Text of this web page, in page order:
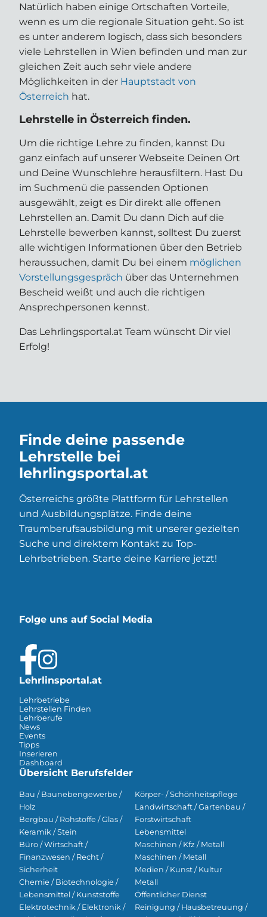
Natürlich haben einige Ortschaften Vorteile,
wenn es um die regionale Situation geht. So ist
es unter anderem logisch, dass sich besonders
viele Lehrstellen in Wien befinden und man zur
gleichen Zeit auch sehr viele andere
Möglichkeiten in der Hauptstadt von
Österreich hat.
Lehrstelle in Österreich finden.
Um die richtige Lehre zu finden, kannst Du
ganz einfach auf unserer Webseite Deinen Ort
und Deine Wunschlehre herausfiltern. Hast Du
im Suchmenü die passenden Optionen
ausgewählt, zeigt es Dir direkt alle offenen
Lehrstellen an. Damit Du dann Dich auf die
Lehrstelle bewerben kannst, solltest Du zuerst
alle wichtigen Informationen über den Betrieb
heraussuchen, damit Du bei einem möglichen
Vorstellungsgespräch über das Unternehmen
Bescheid weißt und auch die richtigen
Ansprechpersonen kennst.
Das Lehrlingsportal.at Team wünscht Dir viel
Erfolg!
Finde deine passende
Lehrstelle bei
lehrlingsportal.at
Österreichs größte Plattform für Lehrstellen
und Ausbildungsplätze. Finde deine
Traumberufsausbildung mit unserer gezielten
Suche und direktem Kontakt zu Top-
Lehrbetrieben. Starte deine Karriere jetzt!
Folge uns auf Social Media
Lehrlinsportal.at
Lehrbetriebe
Lehrstellen Finden
Lehrberufe
News
Events
Tipps
Inserieren
Dashboard
Übersicht Berufsfelder
Bau / Baunebengewerbe /
Holz
Bergbau / Rohstoffe / Glas /
Keramik / Stein
Büro / Wirtschaft /
Finanzwesen / Recht /
Sicherheit
Chemie / Biotechnologie /
Lebensmittel / Kunststoffe
Elektrotechnik / Elektronik /
Körper- / Schönheitspflege
Landwirtschaft / Gartenbau /
Forstwirtschaft
Lebensmittel
Maschinen / Kfz / Metall
Maschinen / Metall
Medien / Kunst / Kultur
Metall
Öffentlicher Dienst
Reinigung / Hausbetreuung /